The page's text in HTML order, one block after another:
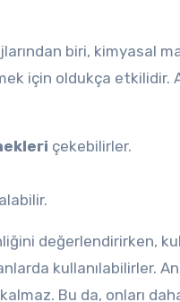
biri, kimyasal
için oldukça
çekebilirler.
değerlendirirken,
kullanılabilirler.
Bu da, onları